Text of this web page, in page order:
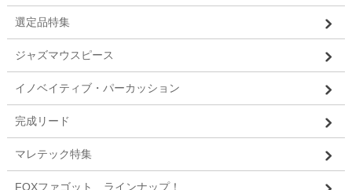
選定品特集
ジャズマウスピース
イノベイティブ・パーカッション
完成リード
マレテック特集
FOXファゴット ラインナップ！